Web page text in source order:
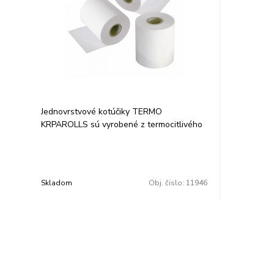
Jednovrstvové kotúčiky TERMO
KRPAROLLS sú vyrobené z termocitlivého
10 ks vo fólii.
Skladom Obj. čislo: 11946